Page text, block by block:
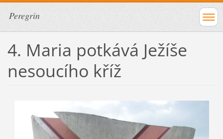
Peregrin
4. Maria potkává Ježíše
nesoucího kříž